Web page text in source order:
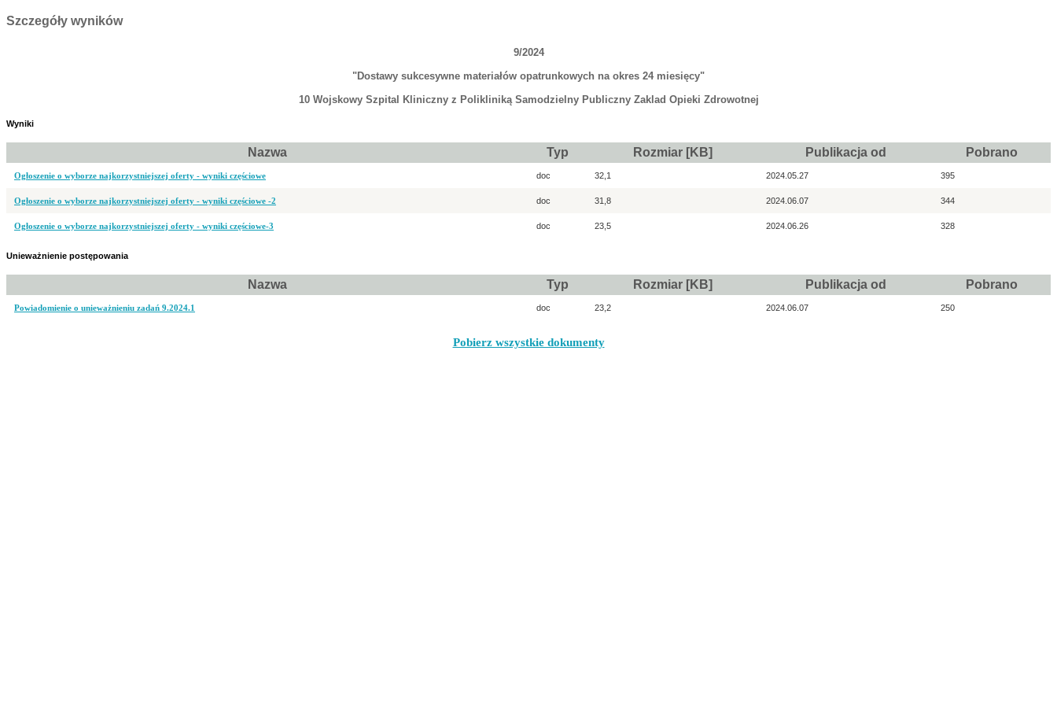
Szczegóły wyników
9/2024
"Dostawy sukcesywne materiałów opatrunkowych na okres 24 miesięcy"
10 Wojskowy Szpital Kliniczny z Polikliniką Samodzielny Publiczny Zaklad Opieki Zdrowotnej
Wyniki
Nazwa Typ Rozmiar [KB] Publikacja od Pobrano
Ogłoszenie o wyborze najkorzystniejszej oferty - wyniki częściowe doc 32,1 2024.05.27 395
Ogłoszenie o wyborze najkorzystniejszej oferty - wyniki częściowe -2 doc 31,8 2024.06.07 344
Ogłoszenie o wyborze najkorzystniejszej oferty - wyniki częściowe-3 doc 23,5 2024.06.26 328
Unieważnienie postępowania
Nazwa Typ Rozmiar [KB] Publikacja od Pobrano
Powiadomienie o unieważnieniu zadań 9.2024.1 doc 23,2 2024.06.07 250
Pobierz wszystkie dokumenty